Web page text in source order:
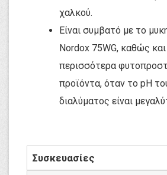
χαλκού.
Είναι συμβατό με το
Nordox 75WG, καθώς
περισσότερα
προϊόντα, όταν το pH
διαλύματος είναι
Συσκευασίες